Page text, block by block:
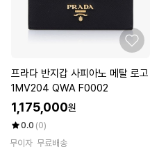
프라다 반지갑 사피아노 메탈 로고
1MV204 QWA F0002
1,175,000원
0.0 (0)
무이자 무료배송